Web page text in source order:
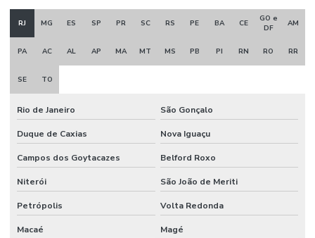
Empresa de montagem industrial
Empresa de prestação de serviços de mão de obra
Empresa de projeto industrial
Empresa de projeto de manutenção
Empresa de projetos em engenharia
Empresa que terceiriza mao de obra
RJ MG ES SP PR SC RS PE BA CE
GO e
DF
AM
PA AC AL AP MA MT MS PB PI RN RO RR
SE TO
Rio de Janeiro São Gonçalo
Duque de Caxias Nova Iguaçu
Campos dos Goytacazes Belford Roxo
Niterói São João de Meriti
Petrópolis Volta Redonda
Macaé Magé